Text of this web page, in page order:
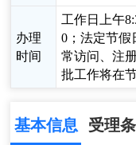
办理
时间
工作日上午
0；法定节假
常访问、注
批工作将在
基本信息 受理